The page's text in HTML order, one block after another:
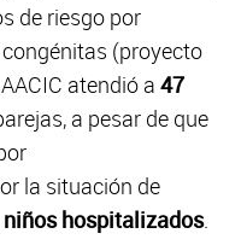
de riesgo por
(proyecto
atendió a 47
a pesar de que
la situación de
hospitalizados.